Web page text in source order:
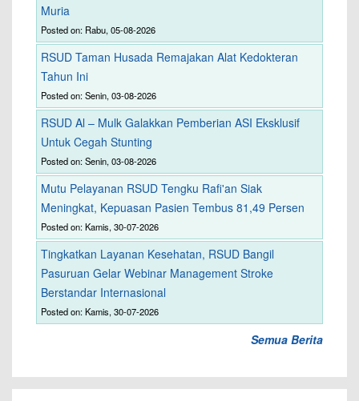
Muria
Posted on: Rabu, 05-08-2026
RSUD Taman Husada Remajakan Alat Kedokteran
Tahun Ini
Posted on: Senin, 03-08-2026
RSUD Al – Mulk Galakkan Pemberian ASI Eksklusif
Untuk Cegah Stunting
Posted on: Senin, 03-08-2026
Mutu Pelayanan RSUD Tengku Rafi'an Siak
Meningkat, Kepuasan Pasien Tembus 81,49 Persen
Posted on: Kamis, 30-07-2026
Tingkatkan Layanan Kesehatan, RSUD Bangil
Pasuruan Gelar Webinar Management Stroke
Berstandar Internasional
Posted on: Kamis, 30-07-2026
Semua Berita